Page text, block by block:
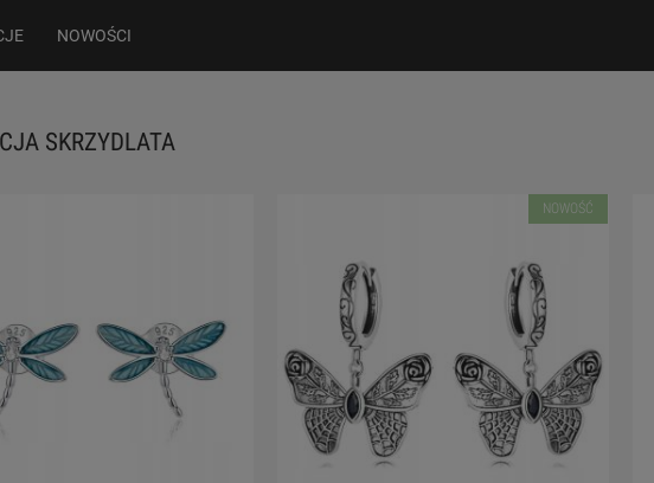
NOWOŚCI
SKRZYDLATA
NOWOŚĆ